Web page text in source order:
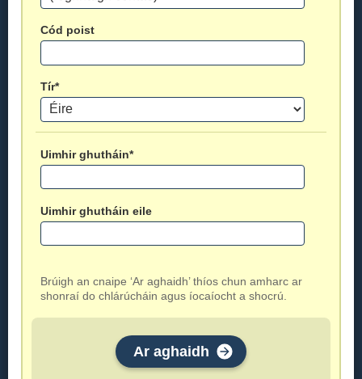
Cód poist
Tír*
Uimhir ghutháin*
Uimhir ghutháin eile
Brúigh an cnaipe ‘Ar aghaidh’ thíos chun amharc ar
shonraí do chlárúcháin agus íocaíocht a shocrú.
Ar aghaidh